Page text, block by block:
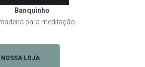
Banquinho
para meditação
LOJA